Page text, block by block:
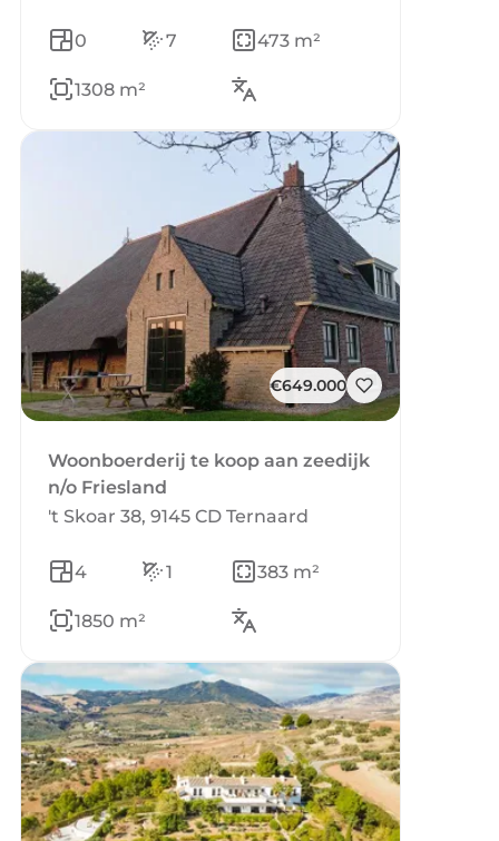
0 7 473 m²
1308 m²
€649.000
Woonboerderij te koop aan zeedijk
n/o Friesland
't Skoar 38, 9145 CD Ternaard
4 1 383 m²
1850 m²